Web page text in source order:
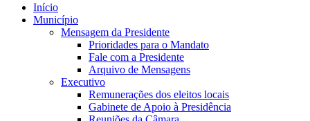
Início
Município
Mensagem da Presidente
Prioridades para o Mandato
Fale com a Presidente
Arquivo de Mensagens
Executivo
Remunerações dos eleitos locais
Gabinete de Apoio à Presidência